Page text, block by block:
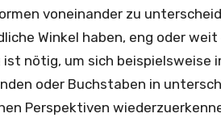
voneinander zu
Winkel haben, eng oder
nötig, um sich beispielsweise
oder Buchstaben in
Perspektiven